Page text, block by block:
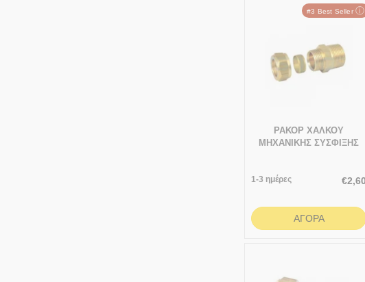
#3 Best Seller ⓘ
ΡΑΚΟΡ ΧΑΛΚΟΥ
ΜΗΧΑΝΙΚΗΣ ΣΥΣΦΙΞΗΣ
1-3 ημέρες €2,60
ΑΓΟΡΆ